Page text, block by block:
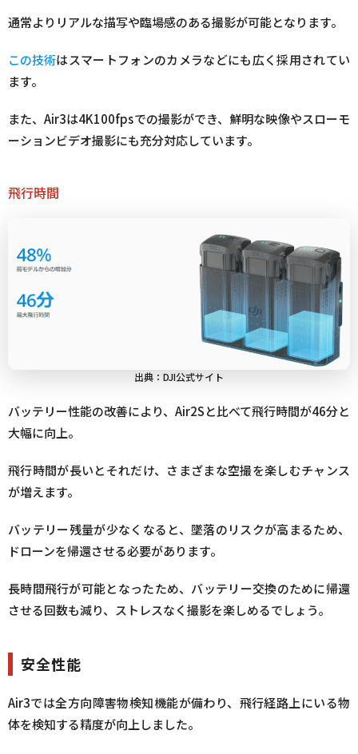
通常よりリアルな描写や臨場感のある撮影が可能となります。
この技術はスマートフォンのカメラなどにも広く採用されてい
ます。
また、Air3は4K100fpsでの撮影ができ、鮮明な映像やスローモ
ーションビデオ撮影にも充分対応しています。
飛行時間
出典：DJI公式サイト
バッテリー性能の改善により、Air2Sと比べて飛行時間が46分と
大幅に向上。
飛行時間が長いとそれだけ、さまざまな空撮を楽しむチャンス
が増えます。
バッテリー残量が少なくなると、墜落のリスクが高まるため、
ドローンを帰還させる必要があります。
長時間飛行が可能となったため、バッテリー交換のために帰還
させる回数も減り、ストレスなく撮影を楽しめるでしょう。
安全性能
Air3では全方向障害物検知機能が備わり、飛行経路上にいる物
体を検知する精度が向上しました。